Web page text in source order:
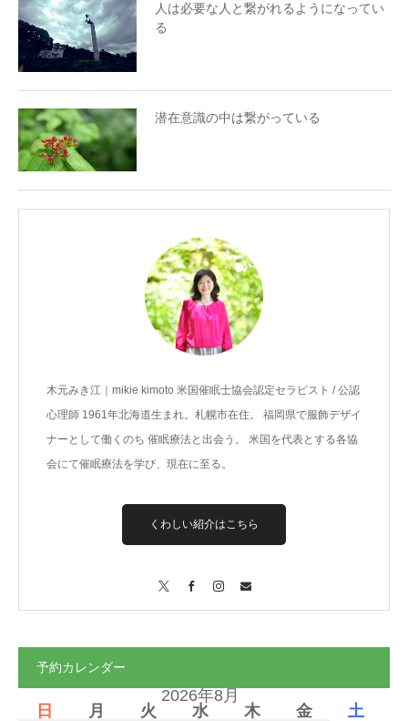
人は必要な人と繋がれるようになってい
る
潜在意識の中は繋がっている
木元みき江｜mikie kimoto 米国催眠士協会認定セラピスト / 公認
心理師 1961年北海道生まれ。札幌市在住。 福岡県で服飾デザイ
ナーとして働くのち 催眠療法と出会う。 米国を代表とする各協
会にて催眠療法を学び、現在に至る。
くわしい紹介はこちら
予約カレンダー
2026年8月
日
月 火 水 木 金 土